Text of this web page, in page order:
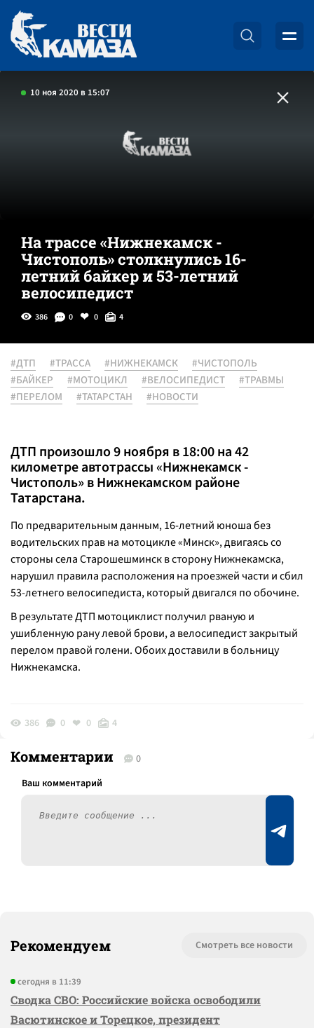
10 ноя 2020 в 15:07
На трассе «Нижнекамск -
Чистополь» столкнулись 16-
летний байкер и 53-летний
велосипедист
386 0 0 4
#ДТП #ТРАССА #НИЖНЕКАМСК
#ЧИСТОПОЛЬ
#БАЙКЕР
#МОТОЦИКЛ #ВЕЛОСИПЕДИСТ
#ТРАВМЫ
#ПЕРЕЛОМ
#ТАТАРСТАН #НОВОСТИ
ДТП произошло 9 ноября в 18:00 на 42
километре автотрассы «Нижнекамск -
Чистополь» в Нижнекамском районе
Татарстана.
По предварительным данным, 16-летний юноша без
водительских прав на мотоцикле «Минск», двигаясь со
стороны села Старошешминск в сторону Нижнекамска,
нарушил правила расположения на проезжей части и сбил
53-летнего велосипедиста, который двигался по обочине.
В результате ДТП мотоциклист получил рваную и
ушибленную рану левой брови, а велосипедист закрытый
перелом правой голени. Обоих доставили в больницу
Нижнекамска.
386 0 0 4
Комментарии 0
Рекомендуем Смотреть все новости
сегодня в 11:39
Сводка СВО: Российские войска освободили
Васютинское и Торецкое, президент